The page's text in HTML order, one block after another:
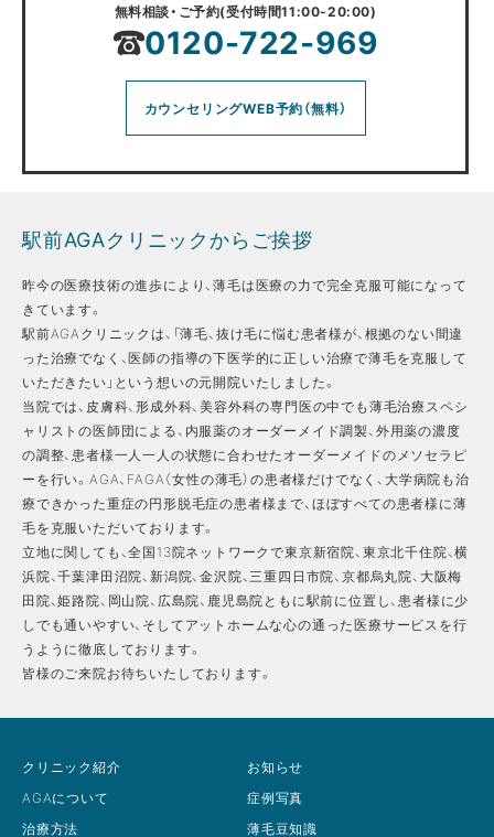
無料相談・ご予約(受付時間11:00-20:00)
0120-722-969
カウンセリングWEB予約（無料）
駅前AGAクリニックからご挨拶
昨今の医療技術の進歩により、薄毛は医療の力で完全克服可能になって
きています。
駅前AGAクリニックは、「薄毛、抜け毛に悩む患者様が、根拠のない間違
った治療でなく、医師の指導の下医学的に正しい治療で薄毛を克服して
いただきたい」という想いの元開院いたしました。
当院では、皮膚科、形成外科、美容外科の専門医の中でも薄毛治療スペシ
ャリストの医師団による、内服薬のオーダーメイド調製、外用薬の濃度
の調整、患者様一人一人の状態に合わせたオーダーメイドのメソセラピ
ーを行い。AGA、FAGA（女性の薄毛）の患者様だけでなく、大学病院も治
療できかった重症の円形脱毛症の患者様まで、ほぼすべての患者様に薄
毛を克服いただいております。
立地に関しても、全国13院ネットワークで東京新宿院、東京北千住院、横
浜院、千葉津田沼院、新潟院、金沢院、三重四日市院、京都烏丸院、大阪梅
田院、姫路院、岡山院、広島院、鹿児島院ともに駅前に位置し、患者様に少
しでも通いやすい、そしてアットホームな心の通った医療サービスを行
うように徹底しております。
皆様のご来院お待ちいたしております。
クリニック紹介
AGAについて
治療方法
お知らせ
症例写真
薄毛豆知識